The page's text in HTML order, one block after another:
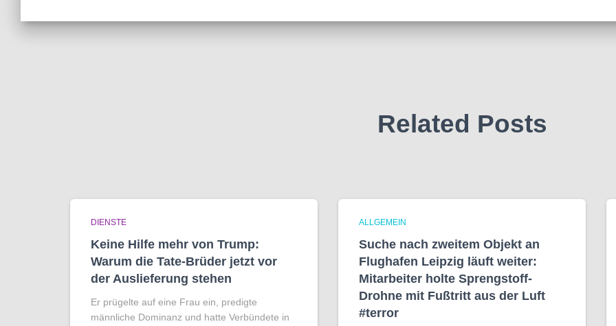
Related Posts
DIENSTE
Keine Hilfe mehr von Trump:
Warum die Tate-Brüder jetzt vor
der Auslieferung stehen
Er prügelte auf eine Frau ein, predigte
männliche Dominanz und hatte Verbündete in
ALLGEMEIN
Suche nach zweitem Objekt an
Flughafen Leipzig läuft weiter:
Mitarbeiter holte Sprengstoff-
Drohne mit Fußtritt aus der Luft
#terror